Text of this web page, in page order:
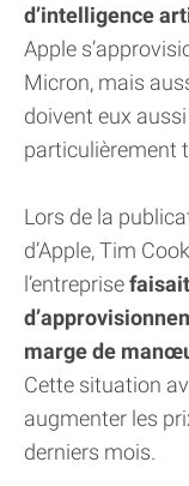
d’intelligence
Apple
Micron, mais
doivent eux
particulièrement
Lors de la
d’Apple, Tim
l’entreprise
marge de
Cette situation
augmenter les
derniers mois.